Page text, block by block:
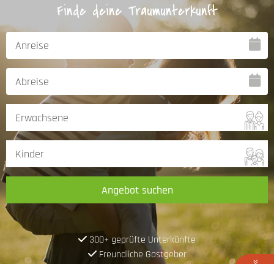
Finde deine Traumunterkunft
Angebot suchen
300+ geprüfte Unterkünfte
Freundliche Gastgeber